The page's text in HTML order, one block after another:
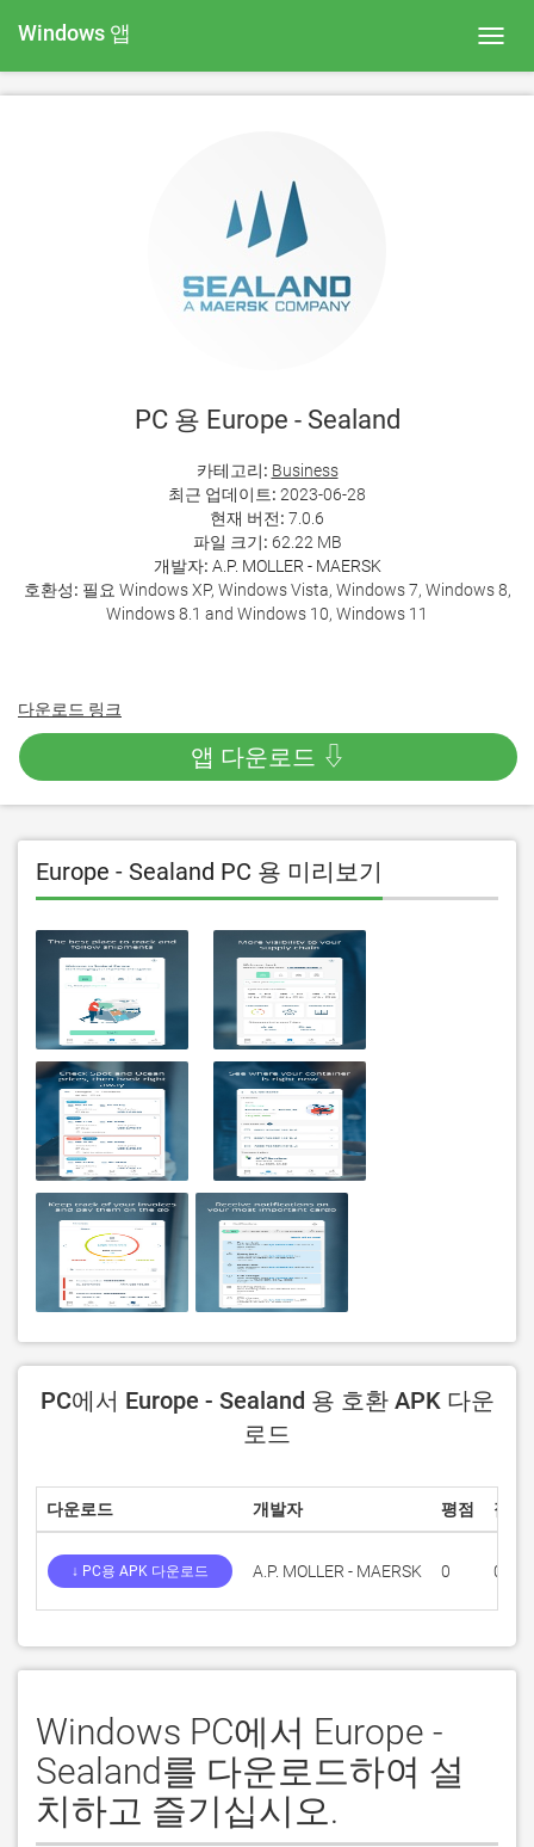
Windows 앱
PC 용 Europe - Sealand
카테고리: Business
최근 업데이트: 2023-06-28
현재 버전: 7.0.6
파일 크기: 62.22 MB
개발자: A.P. MOLLER - MAERSK
호환성: 필요 Windows XP, Windows Vista, Windows 7, Windows 8,
Windows 8.1 and Windows 10, Windows 11
다운로드 링크
앱 다운로드 ⇩
Europe - Sealand PC 용 미리보기
PC에서 Europe - Sealand 용 호환 APK 다운
로드
다운로드 개발자 평점 점수
↓ PC용 APK 다운로드 A.P. MOLLER - MAERSK 0 0
Windows PC에서 Europe -
Sealand를 다운로드하여 설
치하고 즐기십시오.